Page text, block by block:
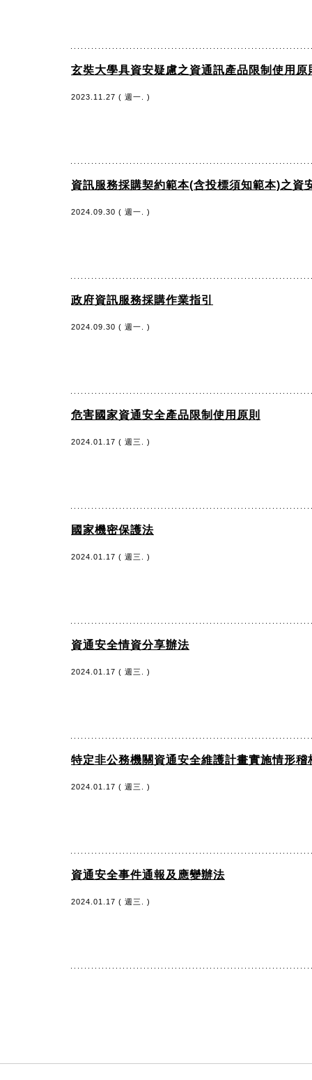
玄奘大學具資安疑慮之資通訊產品限制使用原
2023.11.27 ( 週一. )
資訊服務採購契約範本(含投標須知範本)之資
2024.09.30 ( 週一. )
政府資訊服務採購作業指引
2024.09.30 ( 週一. )
危害國家資通安全產品限制使用原則
2024.01.17 ( 週三. )
國家機密保護法
2024.01.17 ( 週三. )
資通安全情資分享辦法
2024.01.17 ( 週三. )
特定非公務機關資通安全維護計畫實施情形稽
2024.01.17 ( 週三. )
資通安全事件通報及應變辦法
2024.01.17 ( 週三. )